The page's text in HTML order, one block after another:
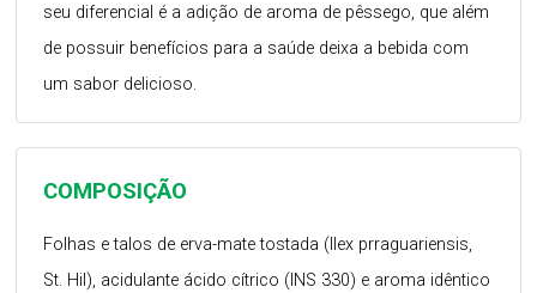
COMPOSIÇÃO
Folhas e talos de erva-mate tostada (llex prraguariensis,
St. Hil), acidulante ácido cítrico (INS 330) e aroma idêntico
seu diferencial é a adição de aroma de pêssego, que além
de possuir benefícios para a saúde deixa a bebida com
um sabor delicioso.